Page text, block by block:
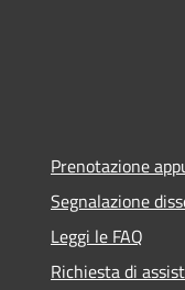
Prenotazione
Segnalazione
Leggi le FAQ
Richiesta di